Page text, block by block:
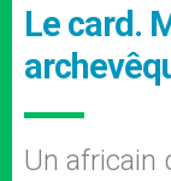
Le card.
Un africain